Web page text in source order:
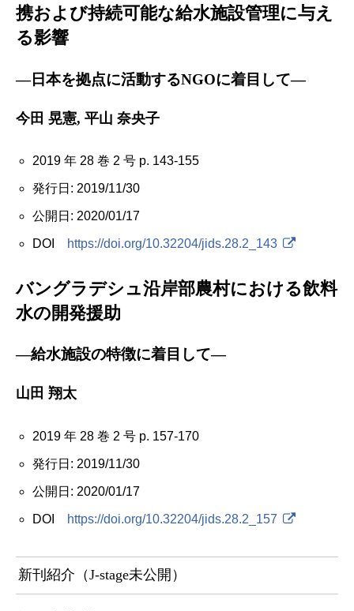
携および持続可能な給水施設管理に与え
る影響
―日本を拠点に活動するNGOに着目して―
今田 晃憲, 平山 奈央子
2019 年 28 巻 2 号 p. 143-155
発行日: 2019/11/30
公開日: 2020/01/17
DOI https://doi.org/10.32204/jids.28.2_143
バングラデシュ沿岸部農村における飲料
水の開発援助
―給水施設の特徴に着目して―
山田 翔太
2019 年 28 巻 2 号 p. 157-170
発行日: 2019/11/30
公開日: 2020/01/17
DOI https://doi.org/10.32204/jids.28.2_157
新刊紹介（J-stage未公開）